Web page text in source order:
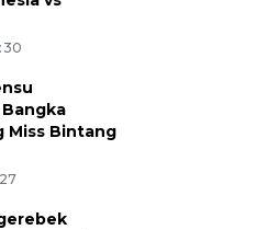
Miss Bintang